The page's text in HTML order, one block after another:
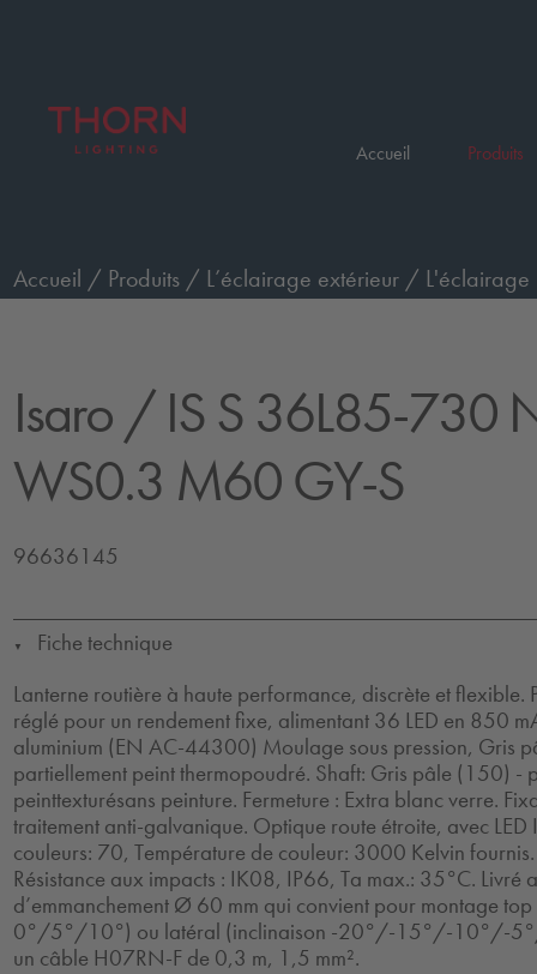
Accueil Produits
Accueil / Produits / L’éclairage extérieur / L'éclairage
Isaro / IS S 36L85-730
WS0.3 M60 GY-S
96636145
▼
Fiche technique
Lanterne routière à haute performance, discrète et
réglé pour un rendement fixe, alimentant 36 LED en 850
aluminium (EN AC-44300) Moulage sous pression, Gris
partiellement peint thermopoudré. Shaft: Gris pâle (150) -
peinttexturésans peinture. Fermeture : Extra blanc verre.
traitement anti-galvanique. Optique route étroite, avec LED
couleurs: 70, Température de couleur: 3000 Kelvin
Résistance aux impacts : IK08, IP66, Ta max.: 35°C. Livré
d’emmanchement Ø 60 mm qui convient pour montage
0°/5°/10°) ou latéral (inclinaison -20°/-15°/-10°/-
un câble H07RN-F de 0,3 m, 1,5 mm².